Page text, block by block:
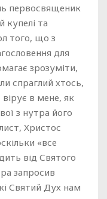
первосвященик
купелі та
того, що з
для
зрозуміти,
спраглий хтось,
вірує в мене, як
з нутра його
Христос
«все
від Святого
запросив
Святий Дух нам